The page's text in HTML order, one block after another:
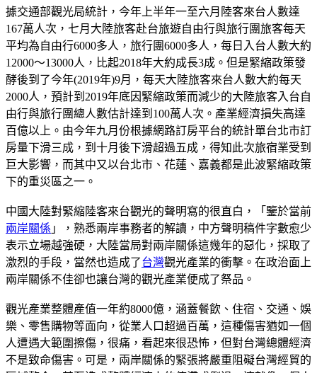
據交通部觀光局統計，今年上半年一至六月陸客來台人數達
167萬人次，七月大陸旅客赴台旅遊自由行與旅行團旅客每天
平均為自由行6000多人，旅行團6000多人，每日入台人數大約
12000～13000人，比起2018年大約成長3成。但是緊縮政策發
酵後到了今年(2019年)9月，每天大陸旅客來台人數大約每天
2000人，預計到2019年底因緊縮政策而減少的大陸旅客入台自
由行與旅行團總人數估計達到100萬人次。產業經濟損失高達
百億以上。由今年九月份根據網路訂房平台的統計單台北市訂
房量下滑三成，到十月後下滑超過五成，得知此次旅宿業受到
巨大影響，而其中又以台北市、花蓮、嘉義都是此波緊縮政策
下的重災區之一。
中國大陸對緊縮陸客來台觀光的聲明寫的很直白，「鑒於當前
兩岸關係 」，熟悉兩岸事務者的解讀，中方聲明稿件字數愈少
表示立場越強硬，大陸當局對兩岸關係這幾年的惡化，採取了
激烈的手段，當然也造成了台灣觀光產業的衝擊。在政治面上
兩岸關係不佳卻也讓台灣的觀光產業便成了祭品。
觀光產業整體產值一年約8000億，涵蓋餐飲、住宿、交通、娛
樂、零售購物等面向，從業人口超過百萬，這種傷害猶如一個
人遭遇大範圍擦傷，很痛，看起來很恐怖，但對台灣總體經濟
不是致命傷害。可是，兩岸關係的緊張將嚴重阻礙台灣經貿的